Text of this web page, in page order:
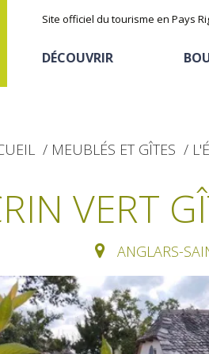
Site officiel du tourisme en Pays
DÉCOUVRIR
Les sites naturels
Le sentier ethno-botanique en
Ségala "Al travers"
La zone humide de Maymac
En vélo, à vtt
Hôtels et résidences
de tourisme
La chataîgne
Recettes et produits
MEUBLÉS ET GÎTES
VERT
ANGLARS-